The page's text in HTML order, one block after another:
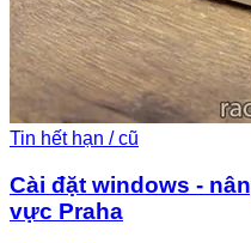
Tin hết hạn / cũ
Cài đặt windows -
vực Praha